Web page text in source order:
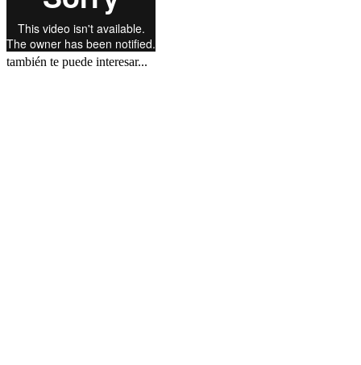
también te puede interesar...